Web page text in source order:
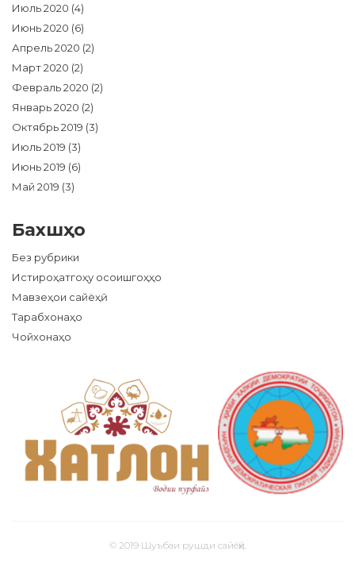
Июль 2020 (4)
Июнь 2020 (6)
Апрель 2020 (2)
Март 2020 (2)
Февраль 2020 (2)
Январь 2020 (2)
Октябрь 2019 (3)
Июль 2019 (3)
Июнь 2019 (6)
Май 2019 (3)
Бахшҳо
Без рубрики
Истироҳатгоҳу осоишгоҳҳо
Мавзеҳои сайёҳӣ
Тарабхонаҳо
Чойхонаҳо
© 2019 Шуъбаи рушди сайёҳӣ.